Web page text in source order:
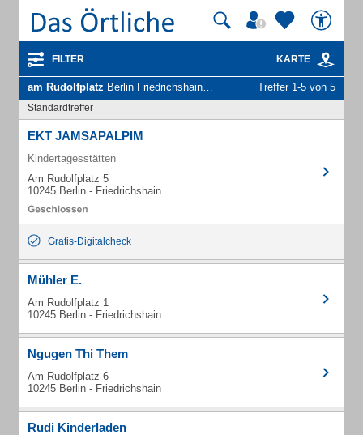
FILTER KARTE
am Rudolfplatz Berlin Friedrichshain - Unternehmen und Personen Treffer 1-5 von 5
Standardtreffer
EKT JAMSAPALPIM
Kindertagesstätten
Am Rudolfplatz 5
10245 Berlin - Friedrichshain
Gratis-Digitalcheck
Mühler E.
Am Rudolfplatz 1
10245 Berlin - Friedrichshain
Ngugen Thi Them
Am Rudolfplatz 6
10245 Berlin - Friedrichshain
Rudi Kinderladen